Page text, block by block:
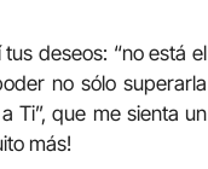
deseos: “no está el
no sólo superarla
Ti”, que me sienta un
más!